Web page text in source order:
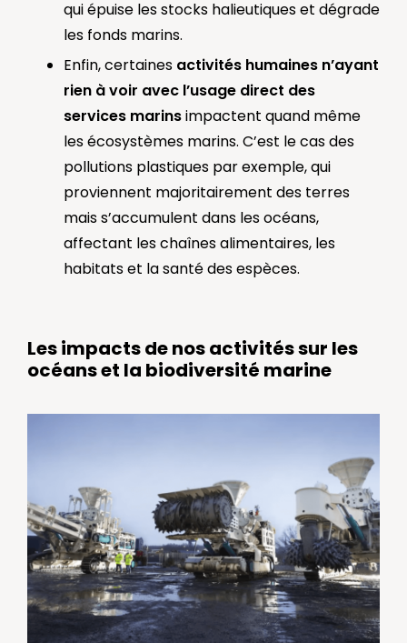
qui épuise les stocks halieutiques et dégrade
les fonds marins.
Enfin, certaines activités humaines n’ayant
rien à voir avec l’usage direct des
services marinsimpactent quand même
les écosystèmes marins. C’est le cas des
pollutions plastiques par exemple, qui
proviennent majoritairement des terres
mais s’accumulent dans les océans,
affectant les chaînes alimentaires, les
habitats et la santé des espèces.
Les impacts de nos activités sur les
océans et la biodiversité marine